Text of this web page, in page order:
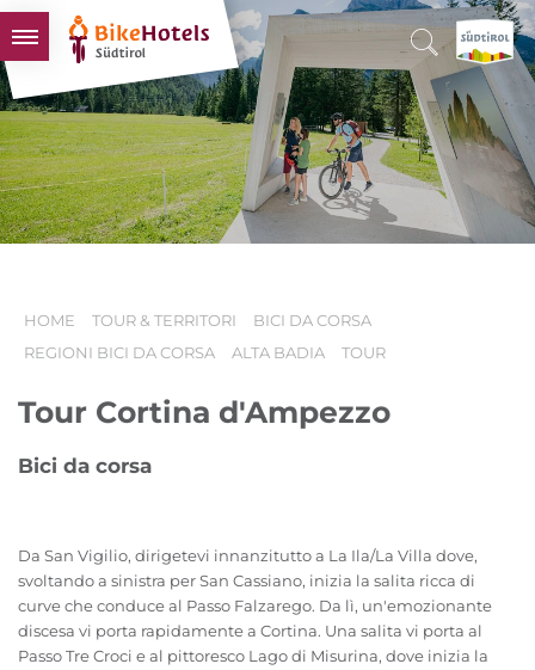
BIKEHOTELS
HOTELS & PACCHETTI
TOUR & TERRITORI
L'ALTO ADIGE & NOI
HOME TOUR & TERRITORI
BICI DA CORSA
REGIONI BICI DA CORSA
ALTA BADIA TOUR
Tour Cortina d'Ampezzo
Bici da corsa
Da San Vigilio, dirigetevi innanzitutto a La Ila/La Villa dove,
svoltando a sinistra per San Cassiano, inizia la salita ricca di
curve che conduce al Passo Falzarego. Da lì, un'emozionante
discesa vi porta rapidamente a Cortina. Una salita vi porta al
Passo Tre Croci e al pittoresco Lago di Misurina, dove inizia la